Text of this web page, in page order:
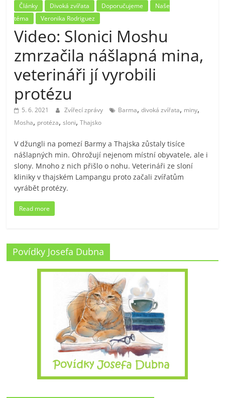
Články Divoká zvířata Doporučujeme
Naše
téma
Veronika Rodriguez
Video: Slonici Moshu
zmrzačila nášlapná mina,
veterináři jí vyrobili
protézu
5. 6. 2021 Zvířecí zprávy Barma,divoká zvířata, miny,
Mosha, protéza,sloni,Thajsko
V džungli na pomezí Barmy a Thajska zůstaly tisíce
nášlapných min. Ohrožují nejenom místní obyvatele, ale i
slony. Mnoho z nich přišlo o nohu. Veterináři ze sloní
kliniky v thajském Lampangu proto začali zvířatům
vyrábět protézy.
Read more
Povídky Josefa Dubna